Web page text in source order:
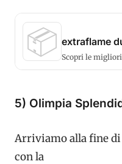
📦 extraflame
Scopri le
5) Olimpia
Arriviamo alla fine di
con la